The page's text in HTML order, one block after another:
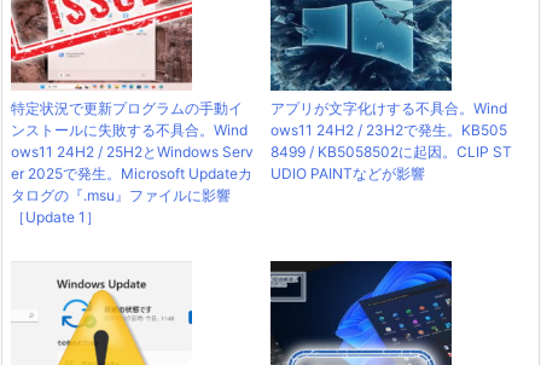
特定状況で更新プログラムの手動イ
ンストールに失敗する不具合。Wind
ows11 24H2 / 25H2とWindows Serv
er 2025で発生。Microsoft Updateカ
タログの『.msu』ファイルに影響
［Update 1］
アプリが文字化けする不具合。Wind
ows11 24H2 / 23H2で発生。KB505
8499 / KB5058502に起因。CLIP ST
UDIO PAINTなどが影響